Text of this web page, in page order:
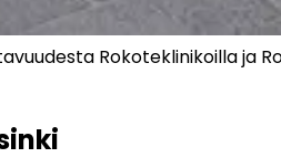
Rokoteklinikoilla ja